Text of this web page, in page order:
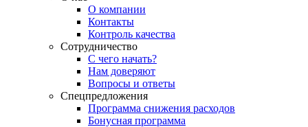
О компании
Контакты
Контроль качества
Сотрудничество
С чего начать?
Нам доверяют
Вопросы и ответы
Спецпредложения
Программа снижения расходов
Бонусная программа